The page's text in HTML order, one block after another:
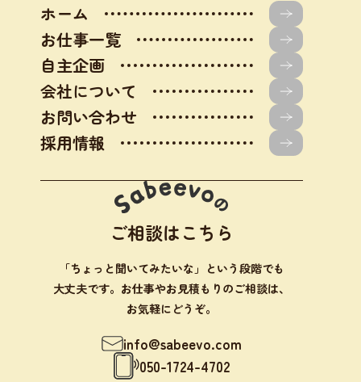
ホーム
お仕事一覧
自主企画
会社について
お問い合わせ
採用情報
ご相談はこちら
「ちょっと聞いてみたいな」という段階でも
大丈夫です。お仕事やお見積もりのご相談は、
お気軽にどうぞ。
info@sabeevo.com
050-1724-4702